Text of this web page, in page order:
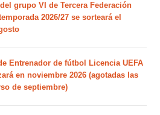
grupo VI de Tercera Federación
2026/27 se sorteará el
Entrenador de fútbol Licencia UEFA
en noviembre 2026 (agotadas las
de septiembre)